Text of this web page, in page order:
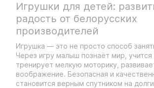
Игрушки для детей:
радость от белорусских
производителей
Игрушка — это не просто способ
Через игру малыш познаёт мир, учится
тренирует мелкую моторику,
воображение. Безопасная и
становится верным спутником на